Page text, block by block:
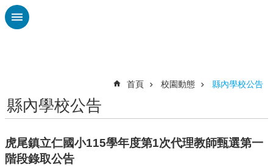
跳到主要內容區塊
認
廣
興
首頁 校園動態 縣內學校公告
縣內學校公告
虎尾鎮立仁國小115學年度第1次代理教師甄選第一
階段錄取公告